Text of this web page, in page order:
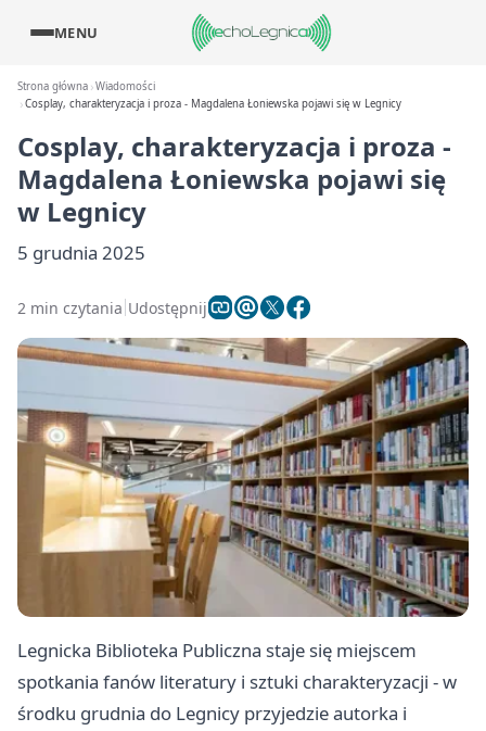
MENU
Strona główna Wiadomości
Cosplay, charakteryzacja i proza - Magdalena Łoniewska pojawi się w Legnicy
Cosplay, charakteryzacja i proza -
Magdalena Łoniewska pojawi się
w Legnicy
5 grudnia 2025
2 min czytania Udostępnij
Legnicka Biblioteka Publiczna staje się miejscem
spotkania fanów literatury i sztuki charakteryzacji - w
środku grudnia do Legnicy przyjedzie autorka i